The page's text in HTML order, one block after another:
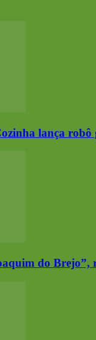
lança robô
do Brejo”,